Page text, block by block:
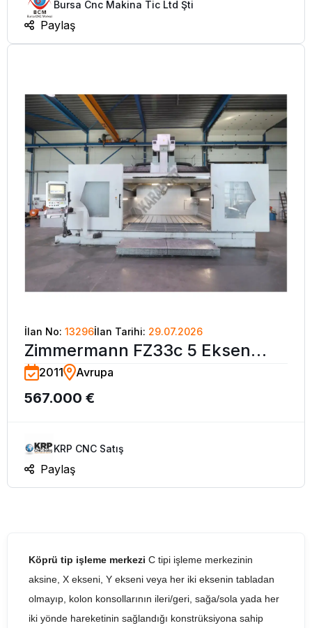
Bursa Cnc Makina Tic Ltd Şti
Paylaş
İlan No: 13296İlan Tarihi: 29.07.2026
Zimmermann FZ33c 5 Eksen
CNC Köprü Tip İşleme Merkezi-
2014
2011 Avrupa
567.000 €
KRP CNC Satış
Paylaş
Köprü tip işleme merkezi C tipi işleme merkezinin
aksine, X ekseni, Y ekseni veya her iki eksenin tabladan
olmayıp, kolon konsollarının ileri/geri, sağa/sola yada her
iki yönde hareketinin sağlandığı konstrüksiyona sahip